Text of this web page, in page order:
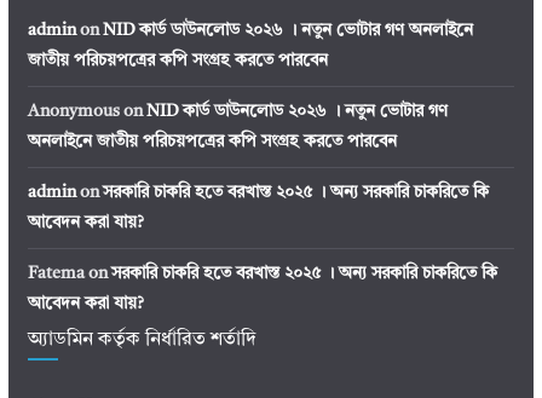
adminonNID কার্ড ডাউনলোড ২০২৬ । নতুন ভোটার গণ অনলাইনে
জাতীয় পরিচয়পত্রের কপি সংগ্রহ করতে পারবেন
AnonymousonNID কার্ড ডাউনলোড ২০২৬ । নতুন ভোটার গণ
অনলাইনে জাতীয় পরিচয়পত্রের কপি সংগ্রহ করতে পারবেন
adminonসরকারি চাকরি হতে বরখাস্ত ২০২৫ । অন্য সরকারি চাকরিতে কি
আবেদন করা যায়?
Fatemaonসরকারি চাকরি হতে বরখাস্ত ২০২৫ । অন্য সরকারি চাকরিতে কি
আবেদন করা যায়?
অ্যাডমিন কর্তৃক নির্ধারিত শর্তাদি